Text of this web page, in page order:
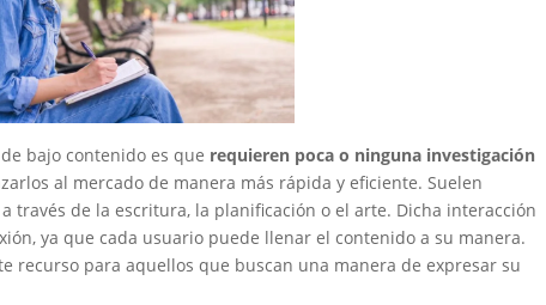
bajo contenido es que requieren poca o ninguna investigación
al mercado de manera más rápida y eficiente. Suelen
través de la escritura, la planificación o el arte. Dicha interacción
ya que cada usuario puede llenar el contenido a su manera.
recurso para aquellos que buscan una manera de expresar su